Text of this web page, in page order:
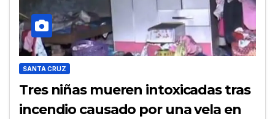
SANTA CRUZ
Tres niñas mueren intoxicadas tras
incendio causado por una vela en